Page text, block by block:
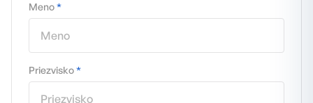
Meno*
Priezvisko*